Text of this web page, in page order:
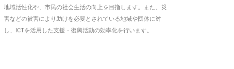
地域活性化や、市民の社会生活の向上を目指します。
また、災
害などの被害により助けを必要とされている地域や団体に対
し、ICTを活用した支援・復興活動の効率化を行います。